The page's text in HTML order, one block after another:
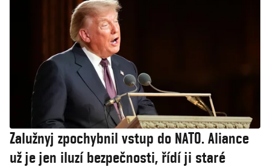
Zalužnyj zpochybnil vstup do NATO. Aliance
už je jen iluzí bezpečnosti, řídí ji staré